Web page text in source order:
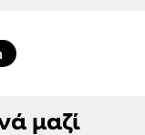
μαζί